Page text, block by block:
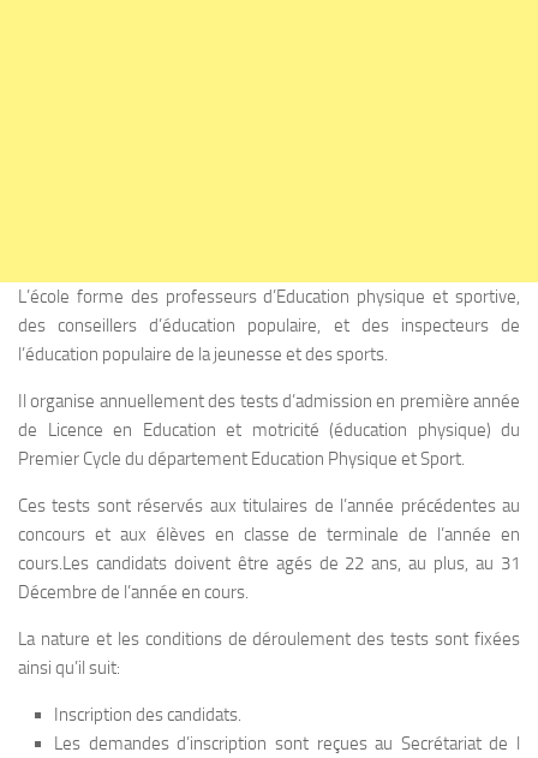
L’école forme des professeurs d’Education physique et sportive,
des conseillers d’éducation populaire, et des inspecteurs de
l’éducation populaire de la jeunesse et des sports.
Il organise annuellement des tests d’admission en première année
de Licence en Education et motricité (éducation physique) du
Premier Cycle du département Education Physique et Sport.
Ces tests sont réservés aux titulaires de l’année précédentes au
concours et aux élèves en classe de terminale de l’année en
cours.Les candidats doivent être agés de 22 ans, au plus, au 31
Décembre de l’année en cours.
La nature et les conditions de déroulement des tests sont fixées
ainsi qu’il suit:
Inscription des candidats.
Les demandes d’inscription sont reçues au Secrétariat de l